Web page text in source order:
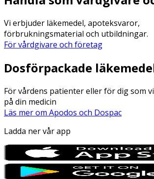
Vi erbjuder läkemedel, apoteksvaror,
förbrukningsmaterial och utbildningar.
För vårdgivare och företag
Dosförpackade
För vårdens patienter eller för dig som
på din medicin
Läs mer om Apodos och Dospac
Ladda ner vår app